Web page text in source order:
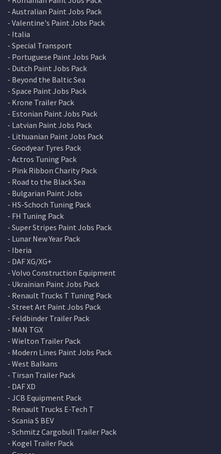
- Australian Paint Jobs Pack
- Valentine's Paint Jobs Pack
- Italia
- Special Transport
- Portuguese Paint Jobs Pack
- Dutch Paint Jobs Pack
- Beyond the Baltic Sea
- Space Paint Jobs Pack
- Krone Trailer Pack
- Estonian Paint Jobs Pack
- Latvian Paint Jobs Pack
- Lithuanian Paint Jobs Pack
- Goodyear Tyres Pack
- Actros Tuning Pack
- Pink Ribbon Charity Pack
- Road to the Black Sea
- Bulgarian Paint Jobs
- HS-Schoch Tuning Pack
- FH Tuning Pack
- Super Stripes Paint Jobs Pack
- Lunar New Year Pack
- Iberia
- DAF XG/XG+
- Volvo Construction Equipment
- Ukrainian Paint Jobs Pack
- Renault Trucks T Tuning Pack
- Street Art Paint Jobs Pack
- Feldbinder Trailer Pack
- MAN TGX
- Wielton Trailer Pack
- Modern Lines Paint Jobs Pack
- West Balkans
- Tirsan Trailer Pack
- DAF XD
- JCB Equipment Pack
- Renault Trucks E-Tech T
- Scania S BEV
- Schmitz Cargobull Trailer Pack
- Kogel Trailer Pack